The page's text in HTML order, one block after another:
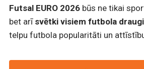
Futsal EURO 2026 būs ne tikai
bet arī svētki visiem futbola
telpu futbola popularitāti un